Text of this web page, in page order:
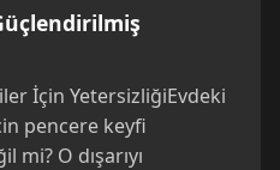
İçin YetersizliğiEvdeki
pencere keyfi
O dışarıyı